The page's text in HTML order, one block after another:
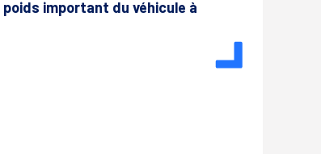
important du véhicule à